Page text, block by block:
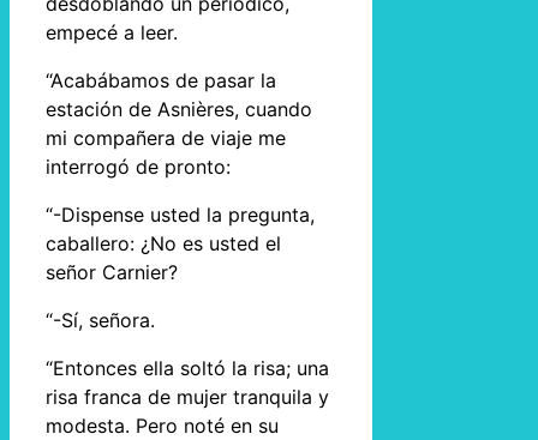
empecé a leer.
“Acabábamos de pasar la
estación de Asnières, cuando
mi compañera de viaje me
interrogó de pronto:
“-Dispense usted la pregunta,
caballero: ¿No es usted el
señor Carnier?
“-Sí, señora.
“Entonces ella soltó la risa; una
risa franca de mujer tranquila y
modesta. Pero noté en su